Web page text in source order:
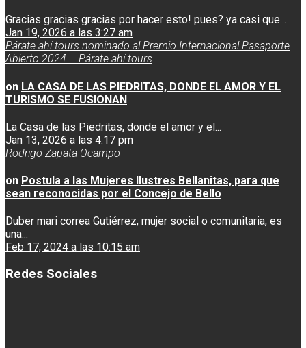
Gracias gracias gracias por hacer esto! pues? ya casi que...
Jan 19, 2026 a las 3:27 am
Párate ahí tours nominado al Premio Internacional Pasaporte
Abierto 2024 – Párate ahí tours
on LA CASA DE LAS PIEDRITAS, DONDE EL AMOR Y EL
TURISMO SE FUSIONAN
La Casa de las Piedritas, donde el amor y el...
Jan 13, 2026 a las 4:17 pm
Rodrigo Zapata Ocampo
on Postula a las Mujeres Ilustres Bellanitas, para que
sean reconocidas por el Concejo de Bello
Duber mari correa Gutiérrez, mujer social o comunitaria, es
una...
Feb 17, 2024 a las 10:15 am
Redes Sociales